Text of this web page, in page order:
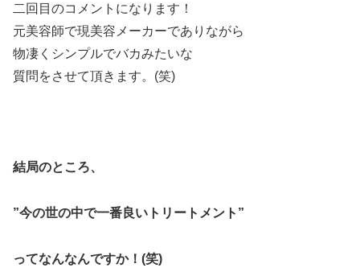
二回目のコメントになります！
元美容師で現美容メーカーでありながら
物凄くシンプルでバカみたいな
質問をさせて頂きます。(笑)
結局のところ、
”今の世の中で一番良いトリートメント”
ってなんなんですか！(笑)